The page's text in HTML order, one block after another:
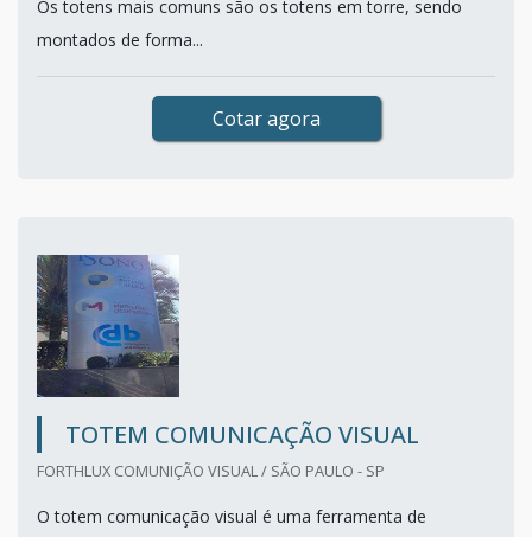
Os totens mais comuns são os totens em torre, sendo
montados de forma...
Cotar agora
TOTEM COMUNICAÇÃO VISUAL
FORTHLUX COMUNIÇÃO VISUAL / SÃO PAULO - SP
O totem comunicação visual é uma ferramenta de